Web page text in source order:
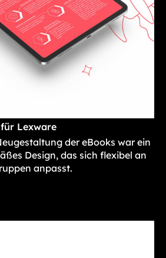
Lexware
der eBooks war ein
Design, das sich flexibel an
anpasst.